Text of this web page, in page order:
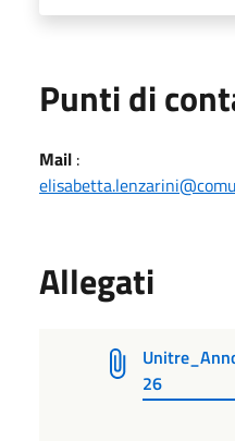
Punti di
Mail :
Allegati
26